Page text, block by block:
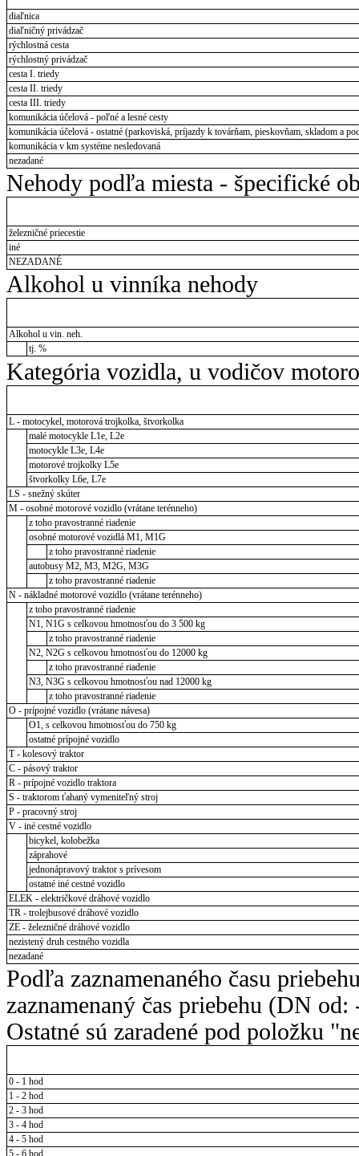
diaľnica
diaľničný privádzač
rýchlostná cesta
rýchlostný privádzač
cesta I. triedy
cesta II. triedy
cesta III. triedy
komunikácia účelová - poľné a lesné cesty
komunikácia účelová - ostatné (parkoviská, príjazdy k továrňam, pieskovňam, skladom a
komunikácia v km systéme nesledovaná
nezadané
Nehody podľa miesta - špecifické
železničné priecestie
iné
NEZADANÉ
Alkohol u vinníka nehody
Alkohol u vin. neh.
tj. %
Kategória vozidla, u vodičov
L - motocykel, motorová trojkolka, štvorkolka
malé motocykle L1e, L2e
motocykle L3e, L4e
motorové trojkolky L5e
štvorkolky L6e, L7e
LS - snežný skúter
M - osobné motorové vozidlo (vrátane terénneho)
z toho pravostranné riadenie
osobné motorové vozidlá M1, M1G
z toho pravostranné riadenie
autobusy M2, M3, M2G, M3G
z toho pravostranné riadenie
N - nákladné motorové vozidlo (vrátane terénneho)
z toho pravostranné riadenie
N1, N1G s celkovou hmotnosťou do 3 500 kg
z toho pravostranné riadenie
N2, N2G s celkovou hmotnosťou do 12000 kg
z toho pravostranné riadenie
N3, N3G s celkovou hmotnosťou nad 12000 kg
z toho pravostranné riadenie
O - prípojné vozidlo (vrátane návesa)
O1, s celkovou hmotnosťou do 750 kg
ostatné prípojné vozidlo
T - kolesový traktor
C - pásový traktor
R - prípojné vozidlo traktora
S - traktorom ťahaný vymeniteľný stroj
P - pracovný stroj
V - iné cestné vozidlo
bicykel, kolobežka
záprahové
jednonápravový traktor s prívesom
ostatné iné cestné vozidlo
ELEK - električkové dráhové vozidlo
TR - trolejbusové dráhové vozidlo
ZE - železničné dráhové vozidlo
nezistený druh cestného vozidla
nezadané
Podľa zaznamenaného času
zaznamenaný čas priebehu (DN
Ostatné sú zaradené pod položku
0 - 1 hod
1 - 2 hod
2 - 3 hod
3 - 4 hod
4 - 5 hod
5 - 6 hod